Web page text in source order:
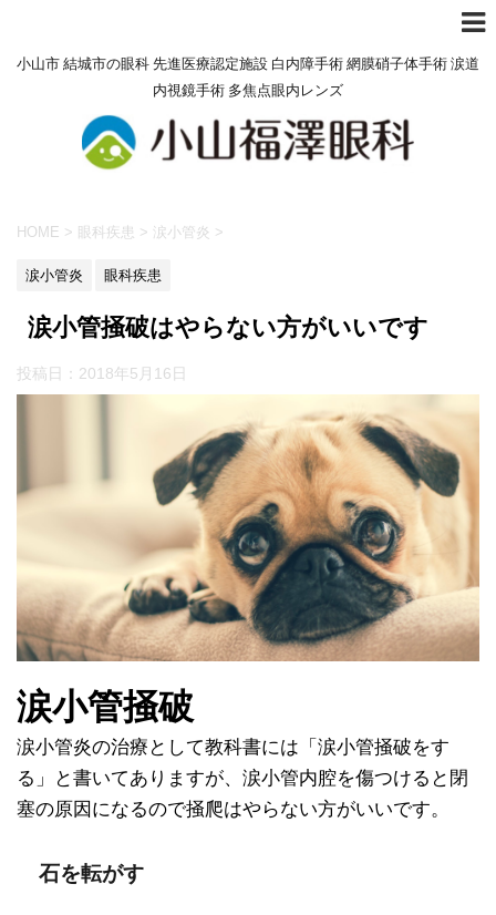
小山市 結城市の眼科 先進医療認定施設 白内障手術 網膜硝子体手術 涙道
内視鏡手術 多焦点眼内レンズ
HOME > 眼科疾患 > 涙小管炎 >
涙小管炎 眼科疾患
涙小管掻破はやらない方がいいです
投稿日： 2018年5月16日
涙小管掻破
涙小管炎の治療として教科書には「涙小管掻破をす
る」と書いてありますが、涙小管内腔を傷つけると閉
塞の原因になるので掻爬はやらない方がいいです。
石を転がす